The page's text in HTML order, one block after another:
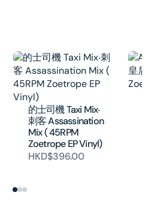
的士司機 Taxi Mix‧
刺客 Assassination
Mix ( 45RPM
Zoetrope EP Vinyl)
HKD$396.00